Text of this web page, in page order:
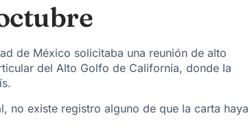
de México solicitaba una reunión de alto
del Alto Golfo de California, donde la
no existe registro alguno de que la carta haya